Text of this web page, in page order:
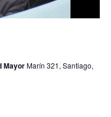
MayorMarín 321, Santiago,